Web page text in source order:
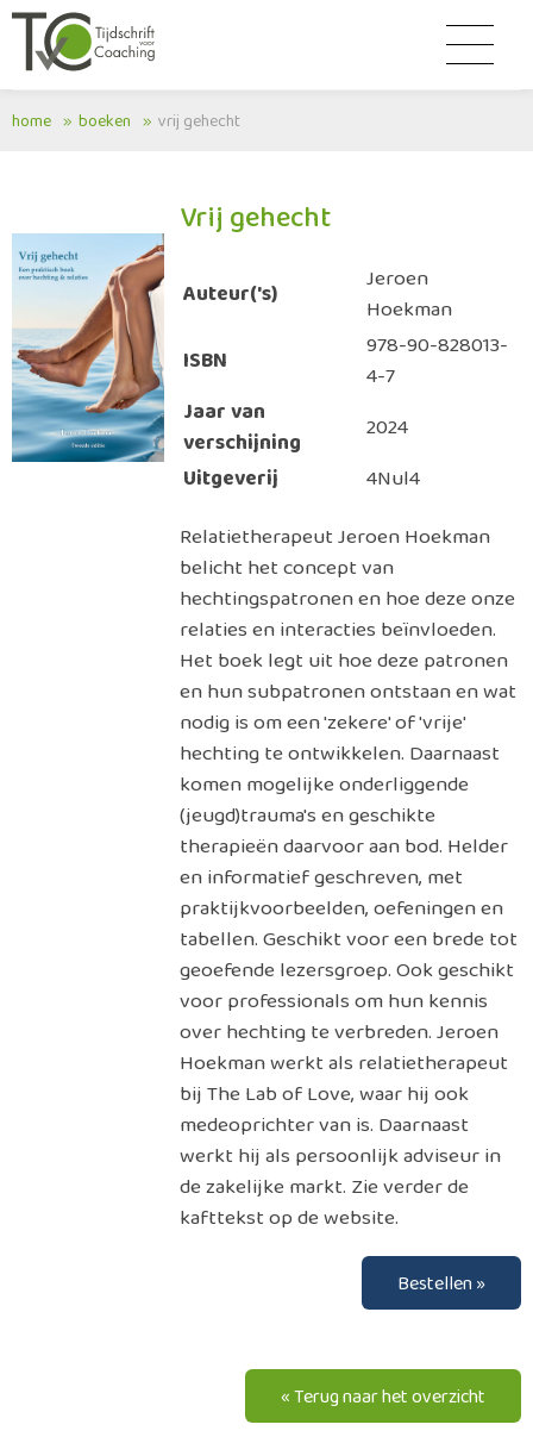
home boeken vrij gehecht
Vrij gehecht
Auteur('s)
Jeroen
Hoekman
ISBN
978-90-828013-
4-7
Jaar van
verschijning
2024
Uitgeverij
4Nul4
Relatietherapeut Jeroen Hoekman
belicht het concept van
hechtingspatronen en hoe deze onze
relaties en interacties beïnvloeden.
Het boek legt uit hoe deze patronen
en hun subpatronen ontstaan en wat
nodig is om een 'zekere' of 'vrije'
hechting te ontwikkelen. Daarnaast
komen mogelijke onderliggende
(jeugd)trauma's en geschikte
therapieën daarvoor aan bod. Helder
en informatief geschreven, met
praktijkvoorbeelden, oefeningen en
tabellen. Geschikt voor een brede tot
geoefende lezersgroep. Ook geschikt
voor professionals om hun kennis
over hechting te verbreden. Jeroen
Hoekman werkt als relatietherapeut
bij The Lab of Love, waar hij ook
medeoprichter van is. Daarnaast
werkt hij als persoonlijk adviseur in
de zakelijke markt. Zie verder de
kafttekst op de website.
Bestellen »
« Terug naar het overzicht